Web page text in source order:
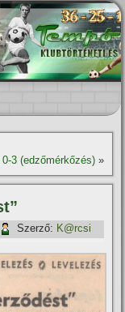
3 (edzőmérkőzés)»
Szerző: K@rcsi